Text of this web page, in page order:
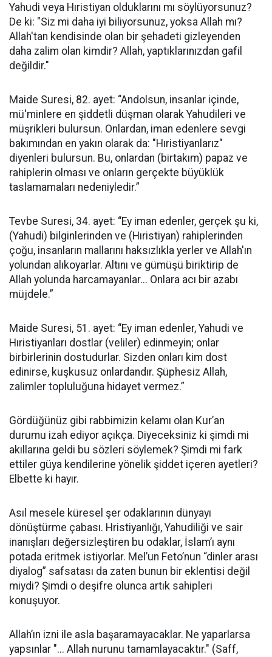
Yahudi veya Hıristiyan olduklarını mı söylüyorsunuz?
De ki: "Siz mi daha iyi biliyorsunuz, yoksa Allah mı?
Allah'tan kendisinde olan bir şehadeti gizleyenden
daha zalim olan kimdir? Allah, yaptıklarınızdan gafil
değildir."
Maide Suresi, 82. ayet: “Andolsun, insanlar içinde,
mü'minlere en şiddetli düşman olarak Yahudileri ve
müşrikleri bulursun. Onlardan, iman edenlere sevgi
bakımından en yakın olarak da: "Hıristiyanlarız"
diyenleri bulursun. Bu, onlardan (birtakım) papaz ve
rahiplerin olması ve onların gerçekte büyüklük
taslamamaları nedeniyledir.”
Tevbe Suresi, 34. ayet: “Ey iman edenler, gerçek şu ki,
(Yahudi) bilginlerinden ve (Hıristiyan) rahiplerinden
çoğu, insanların mallarını haksızlıkla yerler ve Allah'ın
yolundan alıkoyarlar. Altını ve gümüşü biriktirip de
Allah yolunda harcamayanlar... Onlara acı bir azabı
müjdele.”
Maide Suresi, 51. ayet: “Ey iman edenler, Yahudi ve
Hıristiyanları dostlar (veliler) edinmeyin; onlar
birbirlerinin dostudurlar. Sizden onları kim dost
edinirse, kuşkusuz onlardandır. Şüphesiz Allah,
zalimler topluluğuna hidayet vermez.”
Gördüğünüz gibi rabbimizin kelamı olan Kur’an
durumu izah ediyor açıkça. Diyeceksiniz ki şimdi mi
akıllarına geldi bu sözleri söylemek? Şimdi mi fark
ettiler güya kendilerine yönelik şiddet içeren ayetleri?
Elbette ki hayır.
Asıl mesele küresel şer odaklarının dünyayı
dönüştürme çabası. Hristiyanlığı, Yahudiliği ve sair
inanışları değersizleştiren bu odaklar, İslam’ı aynı
potada eritmek istiyorlar. Mel’un Feto’nun “dinler arası
diyalog” safsatası da zaten bunun bir eklentisi değil
miydi? Şimdi o deşifre olunca artık sahipleri
konuşuyor.
Allah’ın izni ile asla başaramayacaklar. Ne yaparlarsa
yapsınlar "... Allah nurunu tamamlayacaktır." (Saff,